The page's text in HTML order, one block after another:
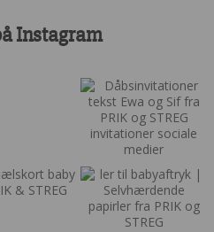
Instagram